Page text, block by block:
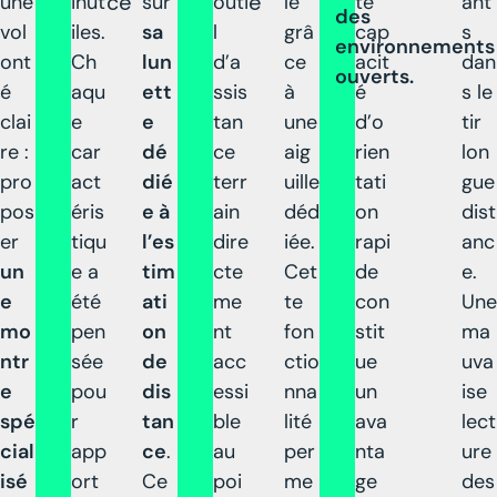
vol
ont
é
clai
re :
pro
pos
er
un
e
mo
ntr
e
spé
cial
isé
iles.
Ch
aqu
e
car
act
éris
tiqu
e a
été
pen
sée
pou
r
app
ort
sa
lun
ett
e
dé
dié
e à
l’es
tim
ati
on
de
dis
tan
ce.
Ce
l
d’a
ssis
tan
ce
terr
ain
dire
cte
me
nt
acc
essi
ble
au
poi
grâ
ce
à
une
aig
uille
déd
iée.
Cet
te
fon
ctio
nna
lité
per
me
des
environnements
ouverts.
cap
acit
é
d’o
rien
tati
on
rapi
de
con
stit
ue
un
ava
nta
ge
s
dan
s le
tir
lon
gue
dist
anc
e.
Une
ma
uva
ise
lect
ure
des